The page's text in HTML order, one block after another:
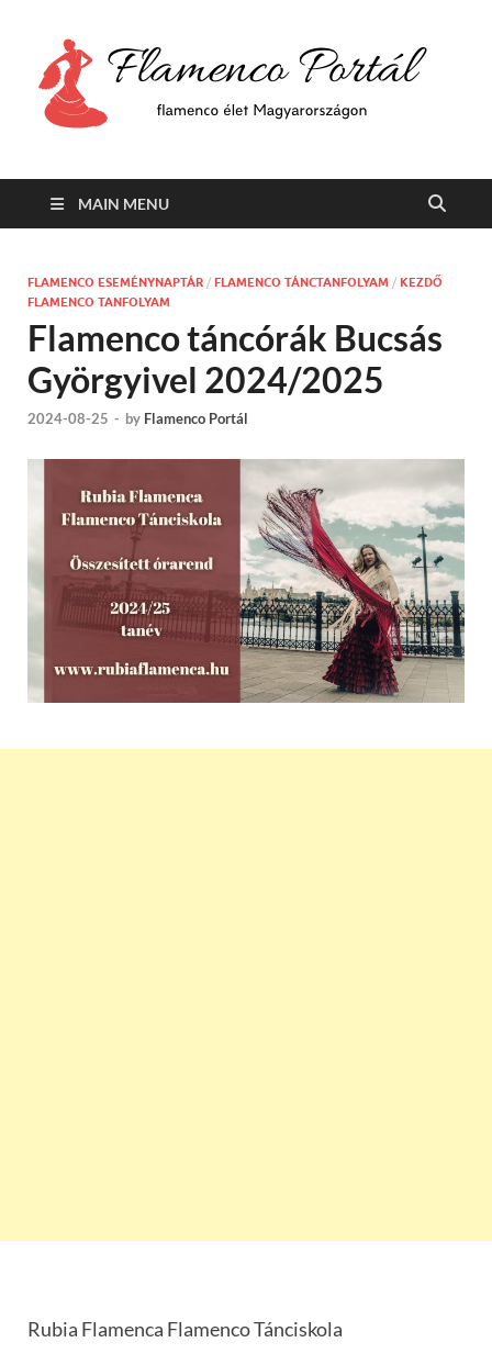
MAIN MENU
FLAMENCO ESEMÉNYNAPTÁR / FLAMENCO TÁNCTANFOLYAM / KEZDŐ
FLAMENCO TANFOLYAM
Flamenco táncórák Bucsás
Györgyivel 2024/2025
2024-08-25 - by Flamenco Portál
Rubia Flamenca Flamenco Tánciskola